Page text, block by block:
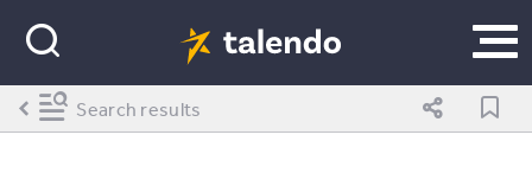
Search results